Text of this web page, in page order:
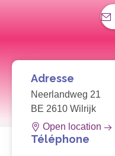
Adresse
Neerlandweg 21
BE 2610 Wilrijk
Open location
Téléphone